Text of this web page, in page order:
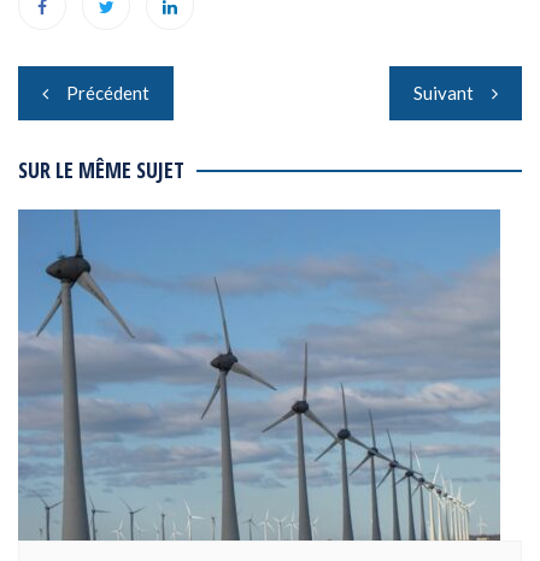
Navigation
de
l’article
Précédent Suivant
SUR LE MÊME SUJET